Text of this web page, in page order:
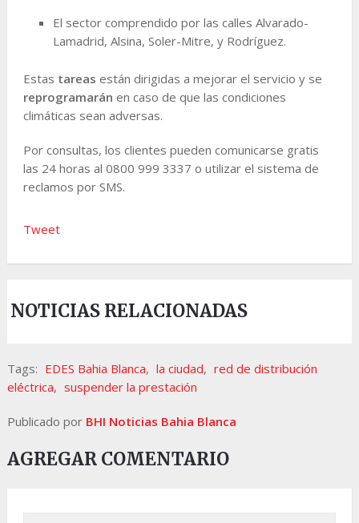
El sector comprendido por las calles Alvarado-
Lamadrid, Alsina, Soler-Mitre, y Rodríguez.
Estas tareas están dirigidas a mejorar el servicio y se
reprogramarán en caso de que las condiciones
climáticas sean adversas.
Por consultas, los clientes pueden comunicarse gratis
las 24 horas al 0800 999 3337 o utilizar el sistema de
reclamos por SMS.
Tweet
NOTICIAS RELACIONADAS
Tags: EDES Bahia Blanca, la ciudad, red de distribución
eléctrica, suspender la prestación
Publicado por BHI Noticias Bahia Blanca
AGREGAR COMENTARIO